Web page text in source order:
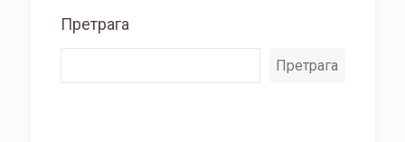
Претрага
Претрага